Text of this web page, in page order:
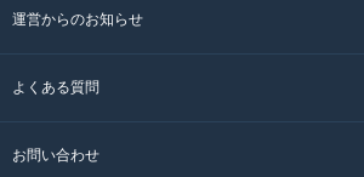
運営からのお知らせ
よくある質問
お問い合わせ